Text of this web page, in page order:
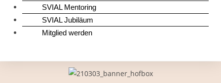
SVIAL Mentoring
SVIAL Jubiläum
Mitglied werden